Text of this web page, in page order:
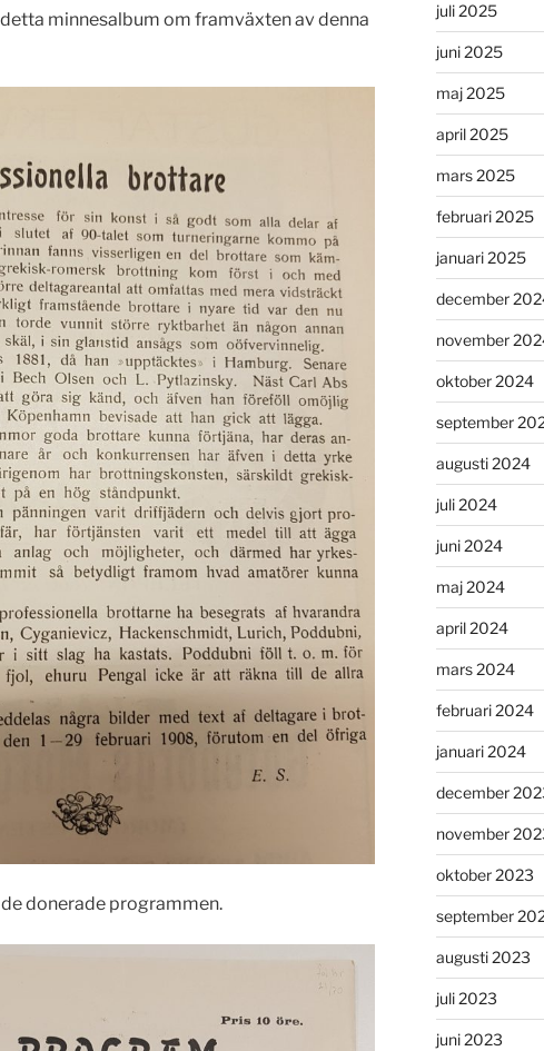
minnesalbum om framväxten av denna
donerade programmen.
juli 2025
juni 2025
maj 2025
april 2025
mars 2025
februari 2025
januari 2025
december
november
oktober 2024
september
augusti 2024
juli 2024
juni 2024
maj 2024
april 2024
mars 2024
februari 2024
januari 2024
december
november
oktober 2023
september
augusti 2023
juli 2023
juni 2023